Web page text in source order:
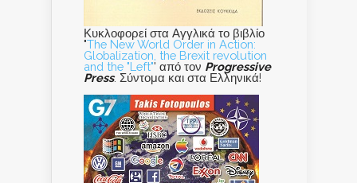
Κυκλοφορεί στα Αγγλικά το βιβλίο
"The New World Order in Action:
Globalization, the Brexit revolution
and the "Left"' από τον Progressive
Press. Σύντομα και στα Ελληνικά!